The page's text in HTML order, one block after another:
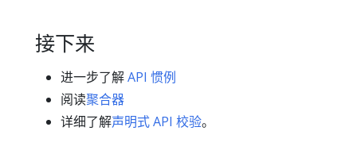
接下来
进一步了解API 惯例
阅读聚合器
详细了解声明式 API 校验。